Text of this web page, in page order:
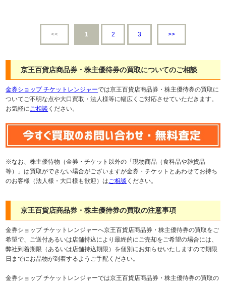
<< 1 2 3 >>
京王百貨店商品券・株主優待券の買取についてのご相談
金券ショップ チケットレンジャーでは京王百貨店商品券・株主優待券の買取に
ついてご不明な点や大口買取・法人様等に幅広くご対応させていただきます。
お気軽にご相談 ください。
※なお、株主優待物（金券・チケット以外の「現物商品（食料品や雑貨品
等）」は買取ができない場合がございますが金券・チケットとあわせてお持ち
のお客様（法人様・大口様も歓迎）はご相談 ください。
京王百貨店商品券・株主優待券の買取の注意事項
金券ショップ チケットレンジャーへ京王百貨店商品券・株主優待券の買取をご
希望で、ご送付あるいは店舗持込により最終的にご売却をご希望の場合には、
弊社到着期限（あるいは店舗持込期限）を個別にお知らせいたしますので期限
日までにお品物が到着するようご手配ください。
金券ショップ チケットレンジャーでは京王百貨店商品券・株主優待券の買取の